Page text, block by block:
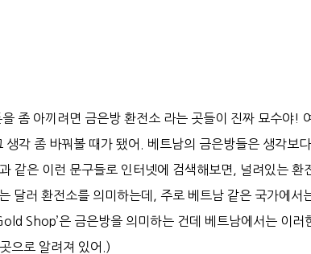
좀 아끼려면 금은방 환전소 라는 곳들이 진짜 묘수야!
각 좀 바꿔볼 때가 됐어. 베트남의 금은방들은 생각보
은 이런 문구들로 인터넷에 검색해보면, 널려있는 환
달러 환전소를 의미하는데, 주로 베트남 같은 국가에서
Shop’은 금은방을 의미하는 건데 베트남에서는 이러
으로 알려져 있어.)